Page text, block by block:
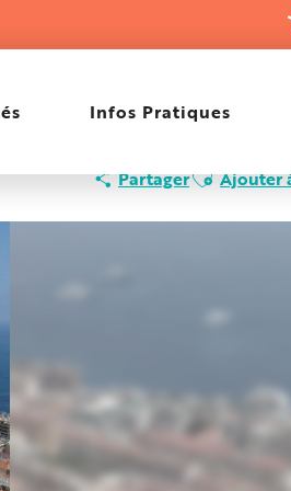
Infos Pratiques
PartagerAjouter aux
Ajouter